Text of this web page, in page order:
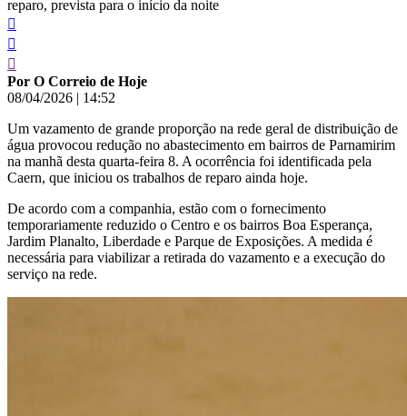
reparo, prevista para o início da noite
Por O Correio de Hoje
08/04/2026 | 14:52
Um vazamento de grande proporção na rede geral de distribuição de
água provocou redução no abastecimento em bairros de Parnamirim
na manhã desta quarta-feira 8. A ocorrência foi identificada pela
Caern, que iniciou os trabalhos de reparo ainda hoje.
De acordo com a companhia, estão com o fornecimento
temporariamente reduzido o Centro e os bairros Boa Esperança,
Jardim Planalto, Liberdade e Parque de Exposições. A medida é
necessária para viabilizar a retirada do vazamento e a execução do
serviço na rede.